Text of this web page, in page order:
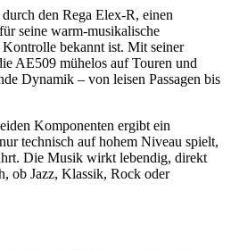
den Rega Elex-R, einen
seine warm-musikalische
Kontrolle bekannt ist. Mit seiner
AE509 mühelos auf Touren und
Dynamik – von leisen Passagen bis
Komponenten ergibt ein
technisch auf hohem Niveau spielt,
Die Musik wirkt lebendig, direkt
ob Jazz, Klassik, Rock oder